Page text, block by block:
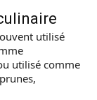
utilisé
utilisé comme